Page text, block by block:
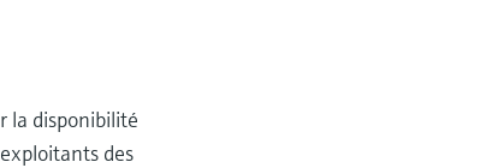
la disponibilité
des